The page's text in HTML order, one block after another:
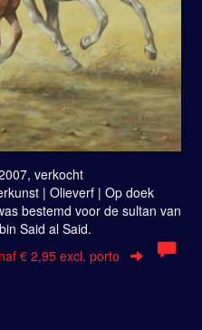
verkocht
| Olieverf | Op doek
bestemd voor de sultan van
Said al Said.
€ 2,95 excl. porto